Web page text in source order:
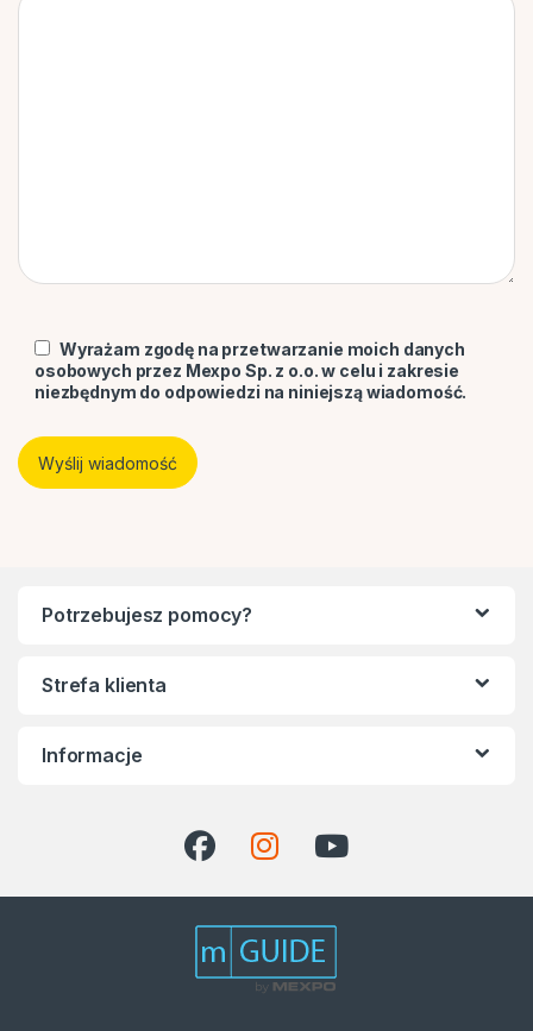
Wyrażam zgodę na przetwarzanie moich danych
osobowych przez Mexpo Sp. z o.o. w celu i zakresie
niezbędnym do odpowiedzi na niniejszą wiadomość.
Potrzebujesz pomocy?
Strefa klienta
Informacje